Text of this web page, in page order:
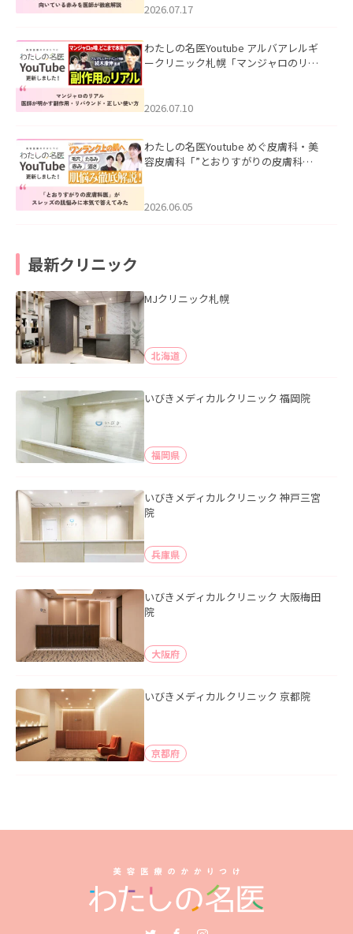
した。
2026.07.17
わたしの名医Youtube アルバアレルギ
ークリニック札幌「マンジャロのリア
た。
2026.07.10
わたしの名医Youtube めぐ皮膚科・美
容皮膚科「”とおりすがりの皮膚科
2026.06.05
最新クリニック
MJクリニック札幌
北海道
いびきメディカルクリニック 福岡院
福岡県
いびきメディカルクリニック 神戸三宮
院
兵庫県
いびきメディカルクリニック 大阪梅田
院
大阪府
いびきメディカルクリニック 京都院
京都府